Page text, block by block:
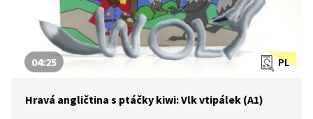
PL
04:25
Hravá angličtina s ptáčky kiwi: Vlk vtipálek (A1)